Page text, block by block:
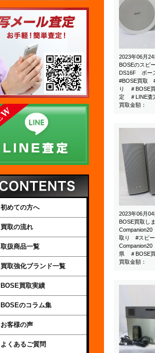
2023年06月24
BOSEのスピ
DS16F ボー
#BOSE買取
り ＃BOSE
定 ＃LINE査
買取金額：
2023年06月04
BOSE買取し
取り #スピ
県 ＃BOSE
買取金額：
初めての方へ
買取の流れ
取扱商品一覧
買取強化ブランド一覧
BOSE買取実績
BOSEのコラム集
お客様の声
よくあるご質問